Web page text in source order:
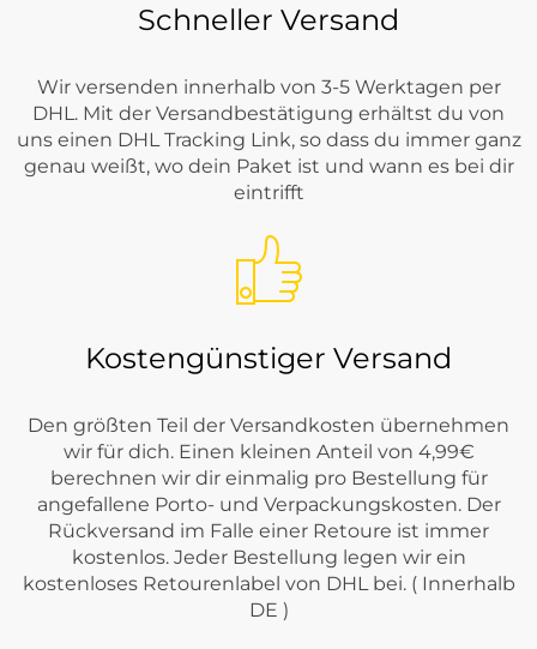
Schneller Versand
Wir versenden innerhalb von 3-5 Werktagen per
DHL. Mit der Versandbestätigung erhältst du von
uns einen DHL Tracking Link, so dass du immer ganz
genau weißt, wo dein Paket ist und wann es bei dir
eintrifft
Kostengünstiger Versand
Den größten Teil der Versandkosten übernehmen
wir für dich. Einen kleinen Anteil von 4,99€
berechnen wir dir einmalig pro Bestellung für
angefallene Porto- und Verpackungskosten. Der
Rückversand im Falle einer Retoure ist immer
kostenlos. Jeder Bestellung legen wir ein
kostenloses Retourenlabel von DHL bei. ( Innerhalb
DE )